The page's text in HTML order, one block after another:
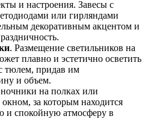
и настроения. Завесы с
или гирляндами
декоративным акцентом и
. Размещение светильников на
плавно и эстетично осветить
тюлем, придав им
и объем.
на полках или
за которым находится
и спокойную атмосферу в